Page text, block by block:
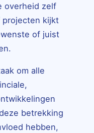
overheid zelf
projecten kijkt
of juist
om alle
betrekking
hebben,